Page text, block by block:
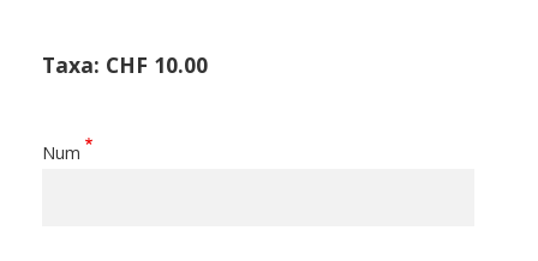
Taxa: CHF 10.00
Num